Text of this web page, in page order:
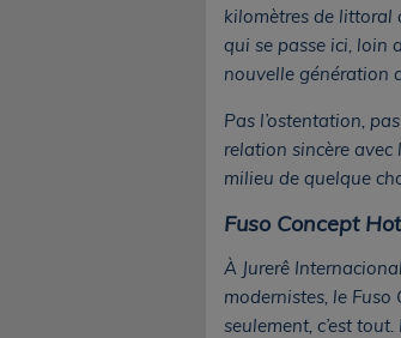
kilomètres de littoral
qui se passe ici, loin
nouvelle génération
Pas l’ostentation,
relation sincère avec
milieu de quelque
Fuso Concept
À Jurerê
modernistes, le
seulement, c’est